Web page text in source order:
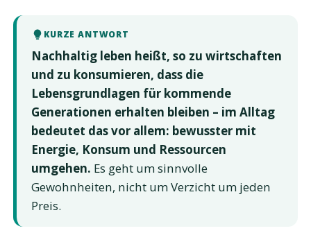
KURZE ANTWORT
Nachhaltig leben heißt, so zu wirtschaften
und zu konsumieren, dass die
Lebensgrundlagen für kommende
Generationen erhalten bleiben – im Alltag
bedeutet das vor allem: bewusster mit
Energie, Konsum und Ressourcen
umgehen. Es geht um sinnvolle
Gewohnheiten, nicht um Verzicht um jeden
Preis.